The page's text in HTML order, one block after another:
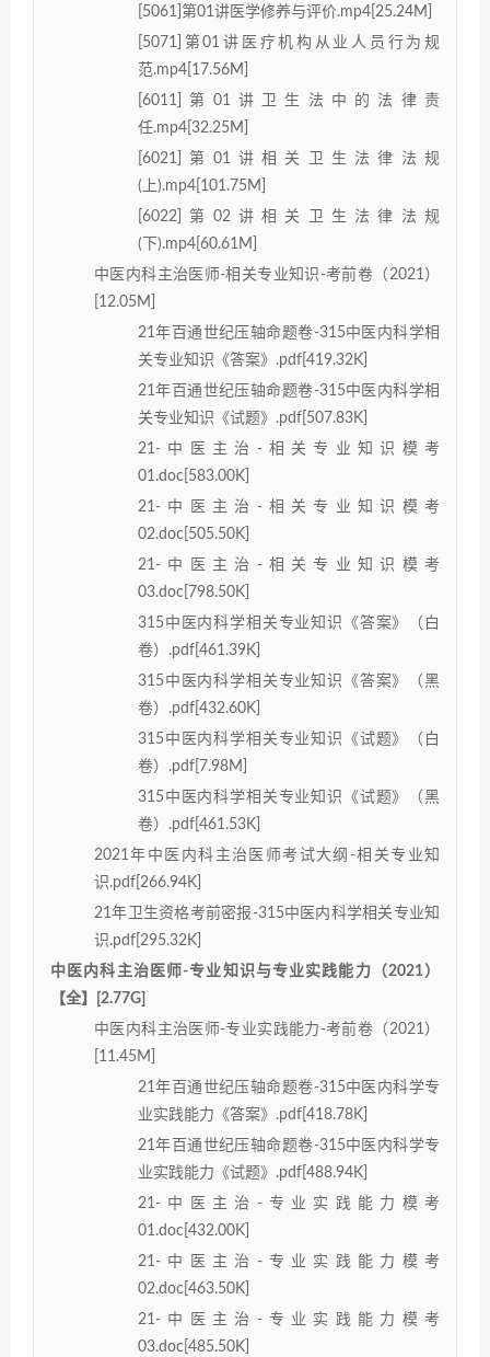
[5061]第01讲医学修养与评价.mp4[25.24M]
[5071]第01讲医疗机构从业人员行为规
范.mp4[17.56M]
[6011]第01讲卫生法中的法律责
任.mp4[32.25M]
[6021]第01讲相关卫生法律法规
(上).mp4[101.75M]
[6022]第02讲相关卫生法律法规
(下).mp4[60.61M]
中医内科主治医师-相关专业知识-考前卷（2021）
[12.05M]
21年百通世纪压轴命题卷-315中医内科学相
关专业知识《答案》.pdf[419.32K]
21年百通世纪压轴命题卷-315中医内科学相
关专业知识《试题》.pdf[507.83K]
21-中医主治-相关专业知识模考
01.doc[583.00K]
21-中医主治-相关专业知识模考
02.doc[505.50K]
21-中医主治-相关专业知识模考
03.doc[798.50K]
315中医内科学相关专业知识《答案》（白
卷）.pdf[461.39K]
315中医内科学相关专业知识《答案》（黑
卷）.pdf[432.60K]
315中医内科学相关专业知识《试题》（白
卷）.pdf[7.98M]
315中医内科学相关专业知识《试题》（黑
卷）.pdf[461.53K]
2021年中医内科主治医师考试大纲-相关专业知
识.pdf[266.94K]
21年卫生资格考前密报-315中医内科学相关专业知
识.pdf[295.32K]
中医内科主治医师-专业知识与专业实践能力（2021）
【全】[2.77G]
中医内科主治医师-专业实践能力-考前卷（2021）
[11.45M]
21年百通世纪压轴命题卷-315中医内科学专
业实践能力《答案》.pdf[418.78K]
21年百通世纪压轴命题卷-315中医内科学专
业实践能力《试题》.pdf[488.94K]
21-中医主治-专业实践能力模考
01.doc[432.00K]
21-中医主治-专业实践能力模考
02.doc[463.50K]
21-中医主治-专业实践能力模考
03.doc[485.50K]